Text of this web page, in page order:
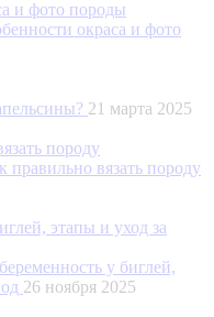
окраса и фото
21 марта 2025
правильно вязать породу
у биглей,
26 ноября 2025